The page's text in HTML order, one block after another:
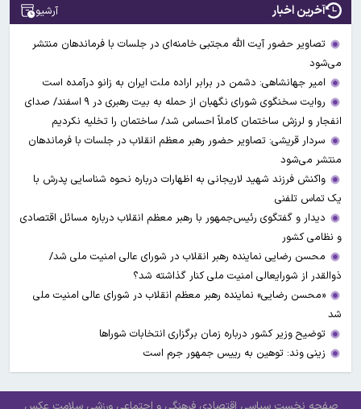
آخرین اخبار آرشیو
تصاویر حضور آیت الله مجتبی خامنه‌ای در جلسات با فرماندهان منتشر
می‌شود
امیر جهانشاهی: دشمن در برابر اراده ملت ایران به زانو درآمده است
روایت سخنگوی شورای نگهبان از حمله به بیت رهبری در ۹ اسفند/ صدای
انفجار و لرزش ساختمان کاملاً احساس شد/ ساختمان را تخلیه نکردیم
سردار قریشی: تصاویر حضور رهبر معظم انقلاب در جلسات با فرماندهان
منتشر می‌شود
واکنش فرزند شهید لاریجانی به اظهارات درباره نحوه شناسایی پدرش با
یک تماس تلفنی
دیدار و گفتگوی رئیس‌جمهور با رهبر معظم انقلاب درباره مسائل اقتصادی
و نظامی کشور
محسن رضایی نماینده رهبر انقلاب در شورای عالی امنیت ملی شد/
ذوالقدر از شورایعالی امنیت ملی کنار گذاشته شد؟
«محسن رضایی» نماینده رهبر معظم انقلاب در شورای عالی امنیت ملی
شد
توضیح وزیر کشور درباره زمان برگزاری انتخابات شوراها
زینی وند: توهین به رییس جمهور جرم است